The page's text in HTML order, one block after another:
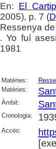
En: El
2005), p. 7 (
Ressenya
. Yo fuí
1981
Matèries:
Matèries:
Àmbit:
Cronologia:
Accés: